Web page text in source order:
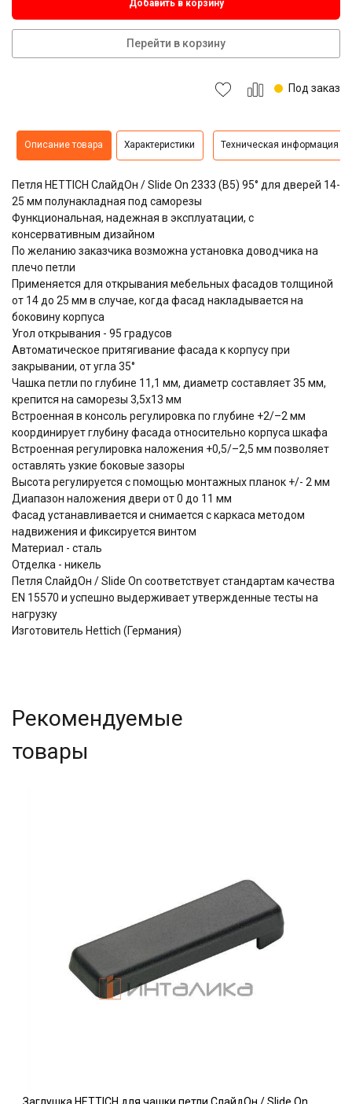
Добавить в корзину
Перейти в корзину
Под заказ
Описание товара Характеристики Техническая информация
Петля HETTICH СлайдОн / Slide On 2333 (B5) 95° для дверей 14-
25 мм полунакладная под саморезы
Функциональная, надежная в эксплуатации, с
консервативным дизайном
По желанию заказчика возможна установка доводчика на
плечо петли
Применяется для открывания мебельных фасадов толщиной
от 14 до 25 мм в случае, когда фасад накладывается на
боковину корпуса
Угол открывания - 95 градусов
Автоматическое притягивание фасада к корпусу при
закрывании, от угла 35°
Чашка петли по глубине 11,1 мм, диаметр составляет 35 мм,
крепится на саморезы 3,5х13 мм
Встроенная в консоль регулировка по глубине +2/–2 мм
координирует глубину фасада относительно корпуса шкафа
Встроенная регулировка наложения +0,5/–2,5 мм позволяет
оставлять узкие боковые зазоры
Высота регулируется с помощью монтажных планок +/- 2 мм
Диапазон наложения двери от 0 до 11 мм
Фасад устанавливается и снимается с каркаса методом
надвижения и фиксируется винтом
Материал - сталь
Отделка - никель
Петля СлайдОн / Slide On соответствует стандартам качества
EN 15570 и успешно выдерживает утвержденные тесты на
нагрузку
Изготовитель Hettich (Германия)
Рекомендуемые
товары